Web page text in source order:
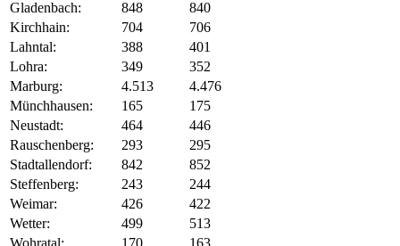
Gladenbach:
848
840
Kirchhain:
704
706
Lahntal:
388
401
Lohra:
349
352
Marburg:
4.513
4.476
Münchhausen:
165
175
Neustadt:
464
446
Rauschenberg:
293
295
Stadtallendorf:
842
852
Steffenberg:
243
244
Weimar:
426
422
Wetter:
499
513